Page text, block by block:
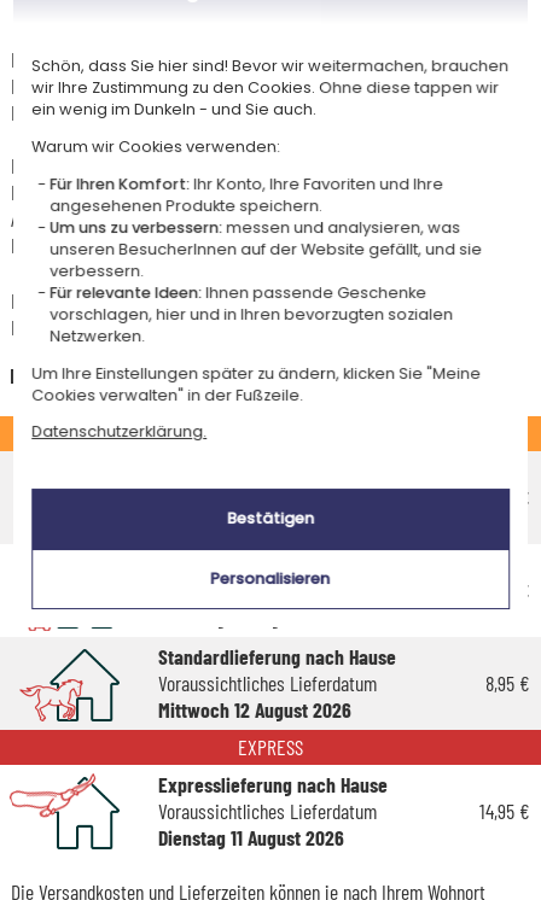
Dieser Artikel wird in unserem Atelier in Toulouse personalisiert.
Er ist für das Angebot "Versandkostenfrei ab 85 € Warenwert" mit der
Hermes-Standardlieferung berechtigt.
Für jede Bestellung unter 85 € gelten die unten aufgeführten
Lieferkosten für den Kauf dieses Artikels.
Artikel, die in unserem Atelier personalisiert werden (etwa 95% unserer
Produkte), sind mit dem Logo
gekennzeichnet.
Das Voraussichtliche Lieferdatum ist nur bei einer Zahlung per PayPal,
Kreditkarte oder Sofortüberweisung gültig.
Deutschland
Voraussichtliches Lieferdatum
Freitag 14 August 2026
4,95 €
Voraussichtliches Lieferdatum
Dienstag 18 August 2026
4,95 €
Standardlieferung nach Hause
Voraussichtliches Lieferdatum
Mittwoch 12 August 2026
8,95 €
EXPRESS
Expresslieferung nach Hause
Voraussichtliches Lieferdatum
Dienstag 11 August 2026
14,95 €
Die Versandkosten und Lieferzeiten können je nach Ihrem Wohnort
Schön, dass Sie hier sind! Bevor wir weitermachen, brauchen
wir Ihre Zustimmung zu den Cookies. Ohne diese tappen wir
ein wenig im Dunkeln - und Sie auch.
Warum wir Cookies verwenden:
Für Ihren Komfort:Ihr Konto, Ihre Favoriten und Ihre
angesehenen Produkte speichern.
Um uns zu verbessern:messen und analysieren, was
unseren BesucherInnen auf der Website gefällt, und sie
verbessern.
Für relevante Ideen:Ihnen passende Geschenke
vorschlagen, hier und in Ihren bevorzugten sozialen
Netzwerken.
Um Ihre Einstellungen später zu ändern, klicken Sie "Meine
Cookies verwalten" in der Fußzeile.
Datenschutzerklärung.
Bestätigen
Personalisieren